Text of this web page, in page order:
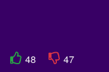
48 47